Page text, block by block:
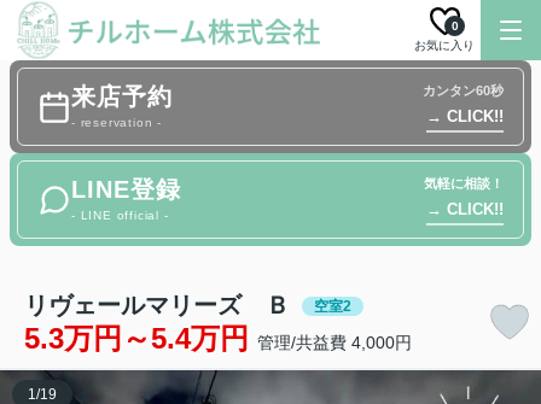
お気に入り
0
来店予約
- reservation -
カンタン60秒
→ CLICK!!
LINE登録
- LINE official -
気軽に相談！
→ CLICK!!
リヴェールマリーズ Ｂ 空室2
5.3万円～5.4万円 管理/共益費 4,000円
1/19